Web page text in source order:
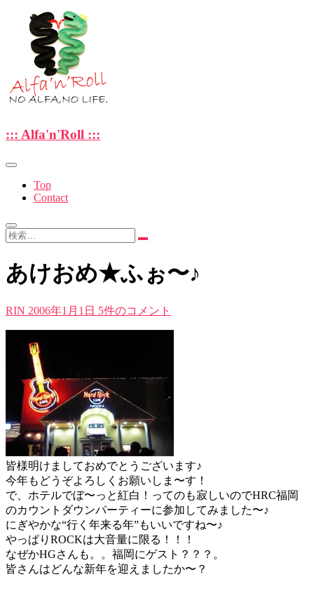
content
::: Alfa'n'Roll :::
::: Alfa'n'Roll :::
Top
Contact
検
あけおめ★ふぉ〜♪
RIN 2006年1月1日 5件のコメント
皆様明けましておめでとうございます♪
今年もどうぞよろしくお願いしま〜す！
で、ホテルでぼ〜っと紅白！ってのも寂しいのでHRC福岡
のカウントダウンパーティーに参加してみました〜♪
にぎやかな“行く年来る年”もいいですね〜♪
やっぱりROCKは大音量に限る！！！
なぜかHGさんも。。福岡にゲスト？？？。
皆さんはどんな新年を迎えましたか〜？